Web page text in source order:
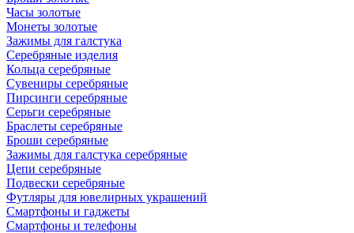
Часы золотые
Монеты золотые
Зажимы для галстука
Серебряные изделия
Кольца серебряные
Сувениры серебряные
Пирсинги серебряные
Серьги серебряные
Браслеты серебряные
Броши серебряные
Зажимы для галстука серебряные
Цепи серебряные
Подвески серебряные
Футляры для ювелирных украшений
Смартфоны и гаджеты
Смартфоны и телефоны